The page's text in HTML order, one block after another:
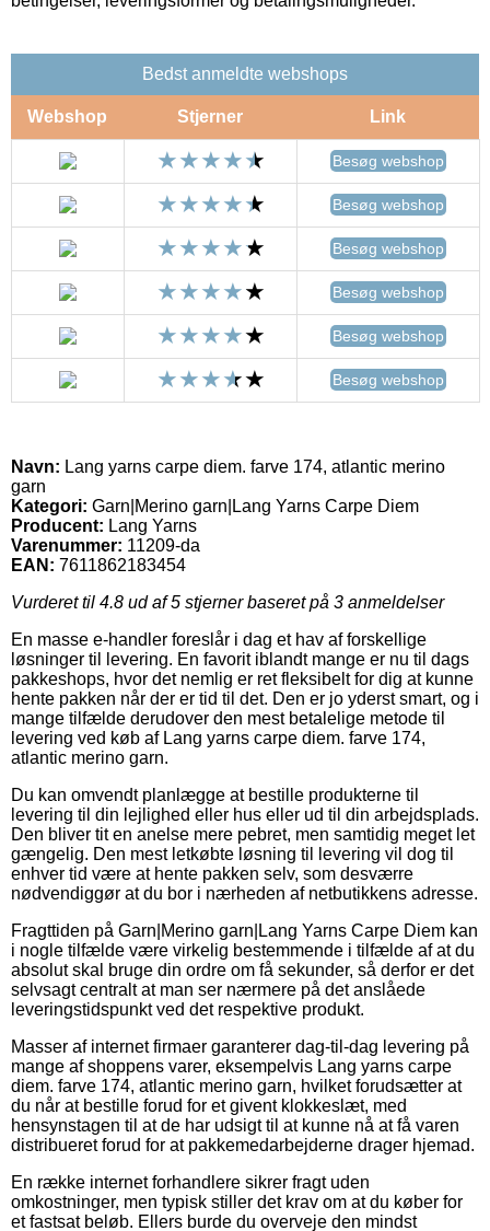
Bedst anmeldte webshops
Webshop Stjerner Link
Besøg webshop
Besøg webshop
Besøg webshop
Besøg webshop
Besøg webshop
Besøg webshop
Navn: Lang yarns carpe diem. farve 174, atlantic merino
garn
Kategori: Garn|Merino garn|Lang Yarns Carpe Diem
Producent: Lang Yarns
Varenummer: 11209-da
EAN: 7611862183454
Vurderet til 4.8 ud af 5 stjerner baseret på 3 anmeldelser
En masse e-handler foreslår i dag et hav af forskellige
løsninger til levering. En favorit iblandt mange er nu til dags
pakkeshops, hvor det nemlig er ret fleksibelt for dig at kunne
hente pakken når der er tid til det. Den er jo yderst smart, og i
mange tilfælde derudover den mest betalelige metode til
levering ved køb af Lang yarns carpe diem. farve 174,
atlantic merino garn.
Du kan omvendt planlægge at bestille produkterne til
levering til din lejlighed eller hus eller ud til din arbejdsplads.
Den bliver tit en anelse mere pebret, men samtidig meget let
gængelig. Den mest letkøbte løsning til levering vil dog til
enhver tid være at hente pakken selv, som desværre
nødvendiggør at du bor i nærheden af netbutikkens adresse.
Fragttiden på Garn|Merino garn|Lang Yarns Carpe Diem kan
i nogle tilfælde være virkelig bestemmende i tilfælde af at du
absolut skal bruge din ordre om få sekunder, så derfor er det
selvsagt centralt at man ser nærmere på det anslåede
leveringstidspunkt ved det respektive produkt.
Masser af internet firmaer garanterer dag-til-dag levering på
mange af shoppens varer, eksempelvis Lang yarns carpe
diem. farve 174, atlantic merino garn, hvilket forudsætter at
du når at bestille forud for et givent klokkeslæt, med
hensynstagen til at de har udsigt til at kunne nå at få varen
distribueret forud for at pakkemedarbejderne drager hjemad.
En række internet forhandlere sikrer fragt uden
omkostninger, men typisk stiller det krav om at du køber for
et fastsat beløb. Ellers burde du overveje den mindst